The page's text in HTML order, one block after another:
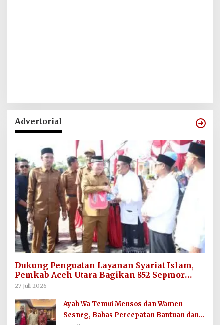
Advertorial
Dukung Penguatan Layanan Syariat Islam,
Pemkab Aceh Utara Bagikan 852 Sepmor
untuk Imum Gampong
27 Juli 2026
Ayah Wa Temui Mensos dan Wamen
Sesneg, Bahas Percepatan Bantuan dan